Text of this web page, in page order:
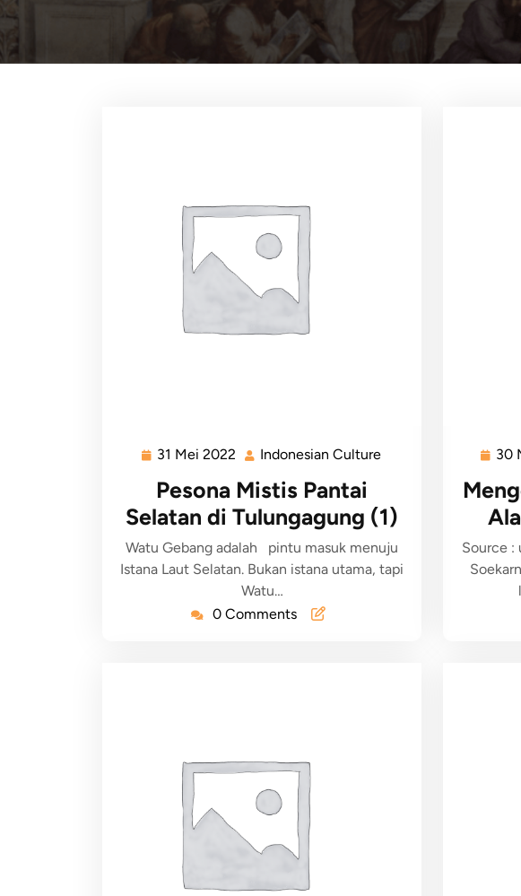
31 Mei 2022 Indonesian Culture
Pesona Mistis Pantai
Selatan di Tulungagung (1)
Watu Gebang adalah pintu masuk menuju
Istana Laut Selatan. Bukan istana utama, tapi
Watu…
0 Comments
30
Source :